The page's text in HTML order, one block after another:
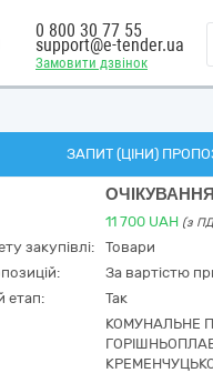
Замовити дзвінок
0 800 30 77 55
support@e-tender.ua
ЗАПИТ (ЦІНИ)
11 700 UAH (з
закупівлі:
Товари
За вартістю
етап:
Так
КОМУНАЛЬНЕ